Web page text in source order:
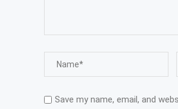
Save my name, email, and